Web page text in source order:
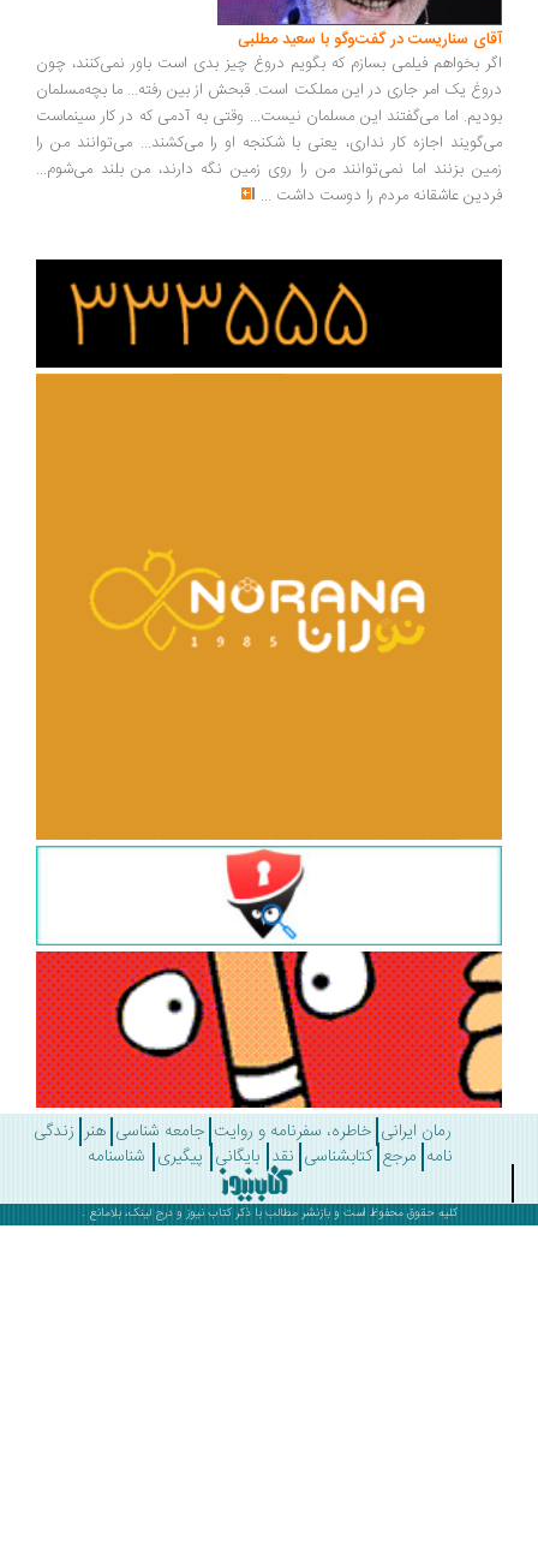
سناریست در گفت‌وگو با سعید مطلبی
بخواهم فیلمی بسازم که بگویم دروغ چیز بدی است باور نمی‌کنند، چون
یک امر جاری در این مملکت است. قبحش از بین رفته... ما بچه‌مسلمان
اما می‌گفتند این مسلمان نیست... وقتی به آدمی که در کار سینماست
اجازه کار نداری، یعنی با شکنجه او را می‌کشند... می‌توانند من را
بزنند اما نمی‌توانند من را روی زمین نگه دارند، من بلند می‌شوم...
عاشقانه مردم را دوست داشت ...
رمان ایرانی خاطره، سفرنامه و روایت جامعه شناسی هنر زندگی
مرجع کتابشناسی نقد بایگانی پیگیری شناسنامه
کلیه حقوق محفوظ است و بازنشر مطالب با ذکرکتاب نیوز و درج لینک، بلامانع .